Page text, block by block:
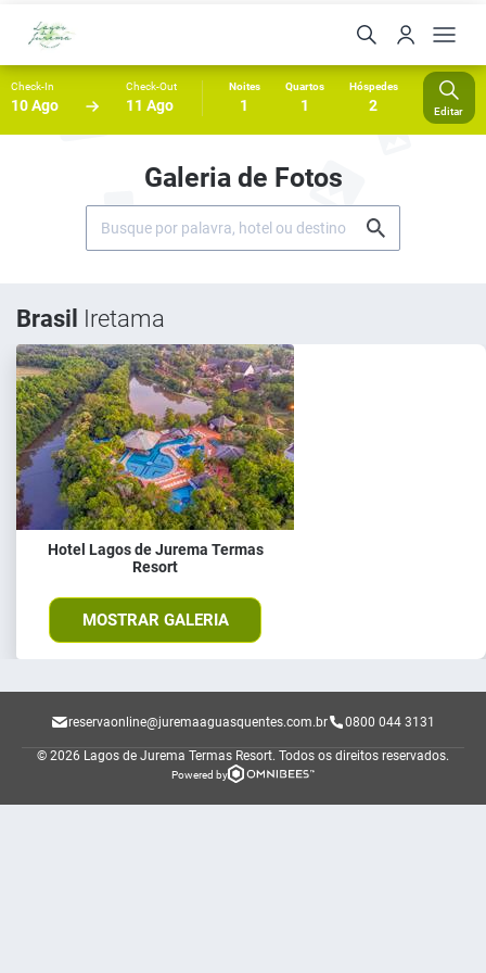
Check-In
10 Ago
Check-Out
11 Ago
Noites
1
Quartos
1
Hóspedes
2 Editar
Galeria de Fotos
Brasil Iretama
Hotel Lagos de Jurema Termas
Resort
MOSTRAR GALERIA
reservaonline@juremaaguasquentes.com.br 0800 044 3131
© 2026 Lagos de Jurema Termas Resort. Todos os direitos reservados.
Powered by